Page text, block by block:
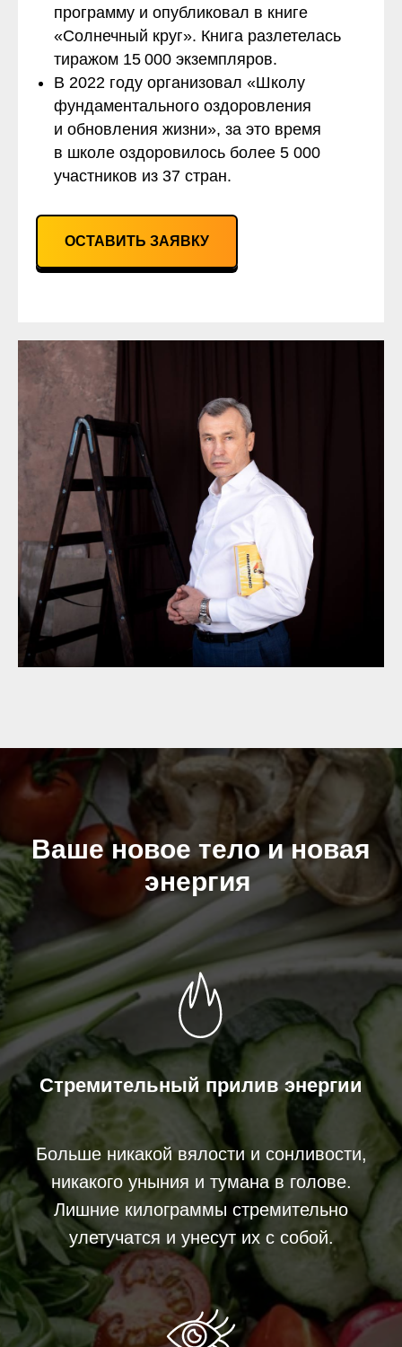
программу и опубликовал в книге
«Солнечный круг». Книга разлетелась
тиражом 15 000 экземпляров.
В 2022 году организовал «Школу
фундаментального оздоровления
и обновления жизни», за это время
в школе оздоровилось более 5 000
участников из 37 стран.
ОСТАВИТЬ ЗАЯВКУ
Ваше новое тело и новая
энергия
Стремительный прилив энергии
Больше никакой вялости и сонливости,
никакого уныния и тумана в голове.
Лишние килограммы стремительно
улетучатся и унесут их с собой.